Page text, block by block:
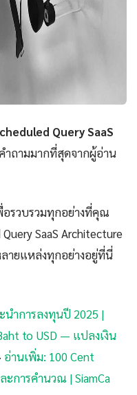
Query SaaS
ถามมากที่สุดจากผู้อ่าน
รวบรวมทุกอย่างที่คุณ
SaaS Architecture
ายแหล่งทุกอย่างอยู่ที่นี่
ำการลงทุนปี 2025 |
to USD — แปลงเงิน
· อ่านเพิ่ม: 100 Cent
การคำนวณ | SiamCa